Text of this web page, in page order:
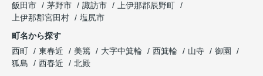
飯田市
茅野市 諏訪市
上伊那郡辰野町
上伊那郡宮田村
塩尻市
町名から探す
西町
東春近 美篶 大字中箕輪 西箕輪 山寺
御園
狐島
西春近
北殿